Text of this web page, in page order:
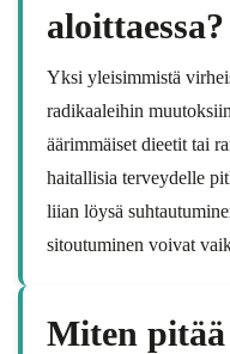
aloittaessa?
Yksi yleisimmistä
radikaaleihin
äärimmäiset dieetit tai
haitallisia terveydelle
liian löysä
sitoutuminen voivat
Miten